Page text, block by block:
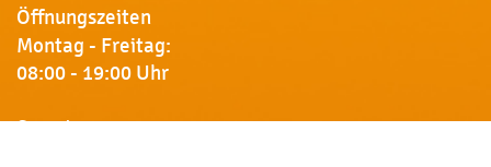
Öffnungszeiten
Montag - Freitag:
08:00 - 19:00 Uhr
Samstag: